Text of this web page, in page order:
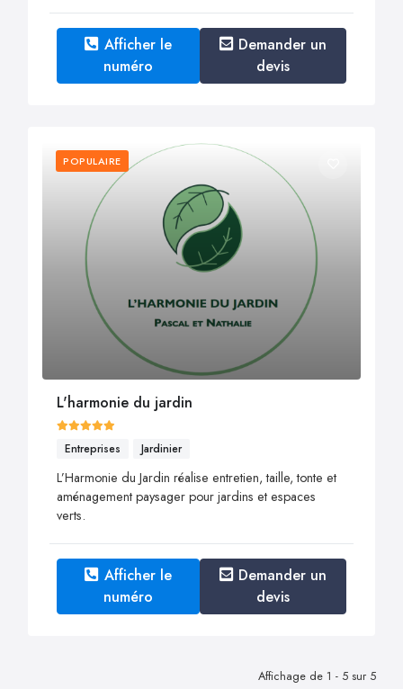
Afficher le
numéro
Demander un
devis
POPULAIRE
L'harmonie du jardin
Entreprises Jardinier
L’Harmonie du Jardin réalise entretien, taille, tonte et
aménagement paysager pour jardins et espaces
verts.
Afficher le
numéro
Demander un
devis
Affichage de 1 - 5 sur 5